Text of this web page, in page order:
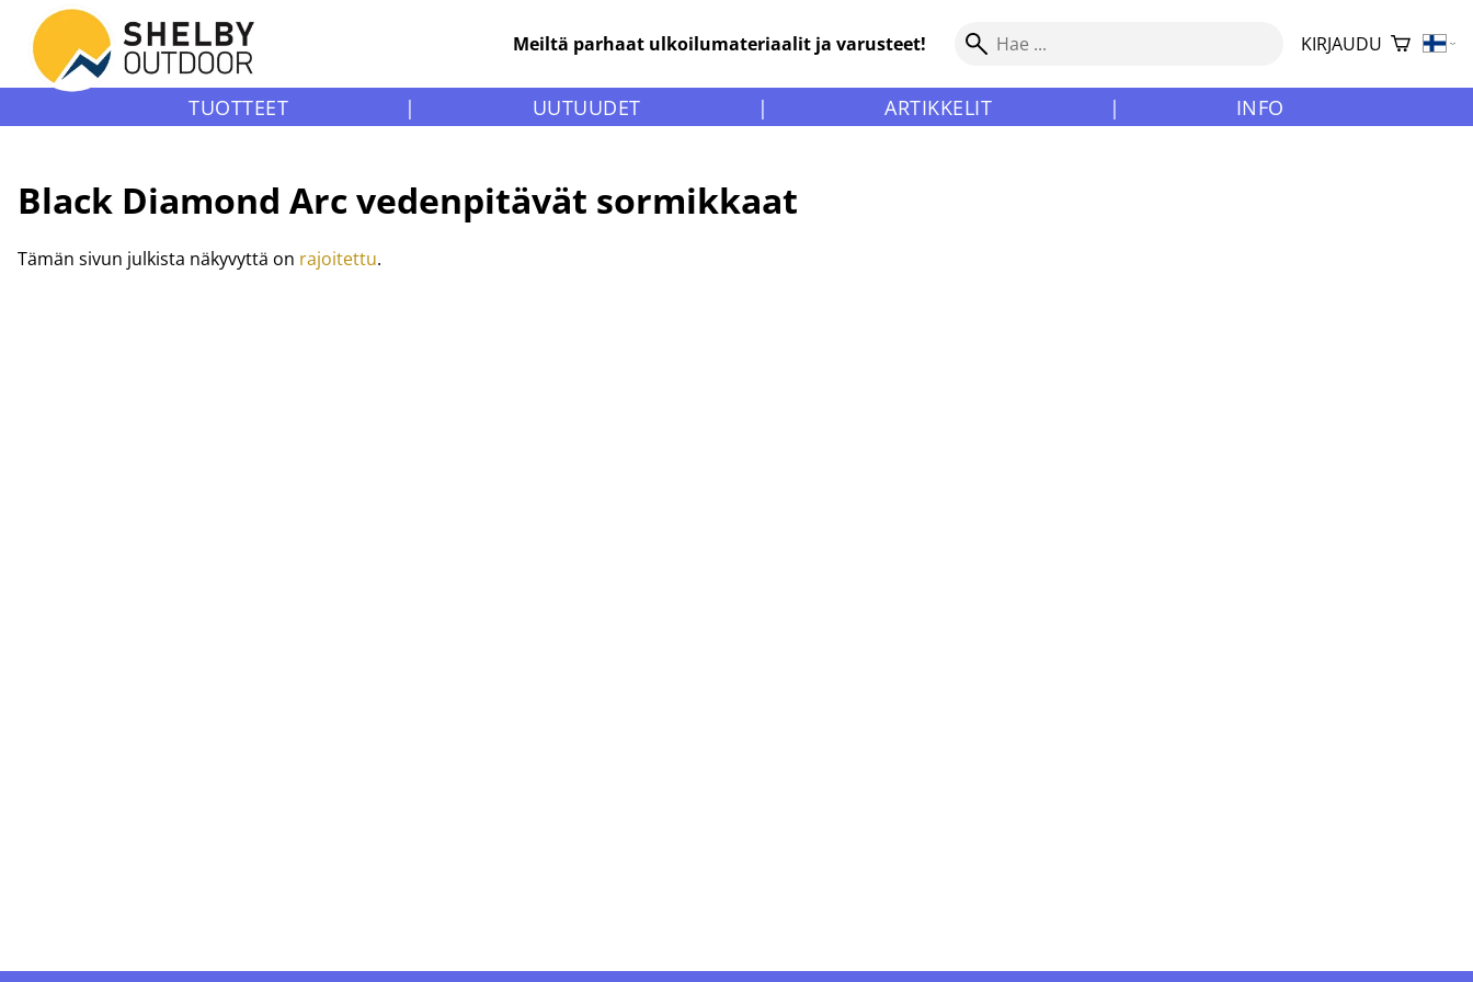
Meiltä parhaat ulkoilumateriaalit ja varusteet! KIRJAUDU
TUOTTEET | UUTUUDET | ARTIKKELIT | INFO
Black Diamond Arc vedenpitävät sormikkaat
Tämän sivun julkista näkyvyttä on rajoitettu.